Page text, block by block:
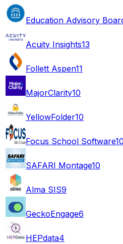
Education Advisory
Acuity Insights13
Follett Aspen11
MajorClarity10
YellowFolder10
Focus School Software10
SAFARI Montage10
Alma SIS9
GeckoEngage6
HEPdata4